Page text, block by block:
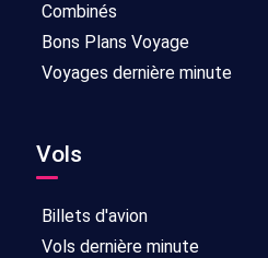
Combinés
Bons Plans Voyage
Voyages dernière minute
Vols
Billets d'avion
Vols dernière minute